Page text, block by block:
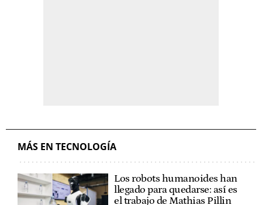
MÁS EN TECNOLOGÍA
Los robots humanoides han
llegado para quedarse: así es
el trabajo de Mathias Pillin